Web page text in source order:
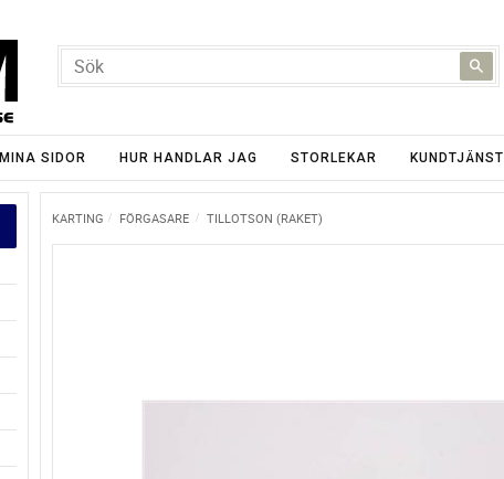
MINA SIDOR HUR HANDLAR JAG STORLEKAR KUNDTJÄNST
KARTING FÖRGASARE TILLOTSON (RAKET)